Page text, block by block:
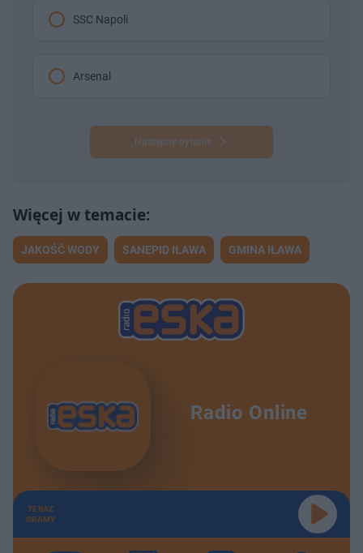
SSC Napoli
Arsenal
Następne pytanie
JAKOŚĆ WODY SANEPID IŁAWA GMINA IŁAWA
Radio Online
TERAZ
GRAMY